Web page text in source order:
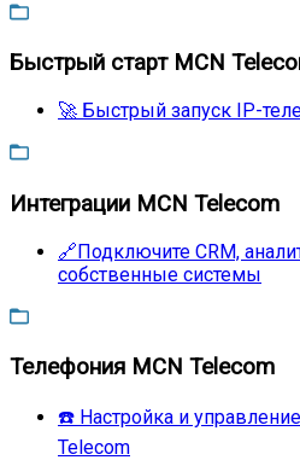
Быстрый старт MCN
🚀 Быстрый запуск IP-
Интеграции MCN Telecom
🔗Подключите CRM,
собственные системы
Телефония MCN Telecom
☎️ Настройка и
Telecom